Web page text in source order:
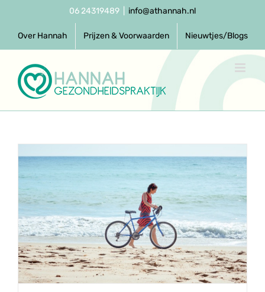
06 24319489 info@athannah.nl
Over Hannah Prijzen & Voorwaarden Nieuwtjes/Blogs